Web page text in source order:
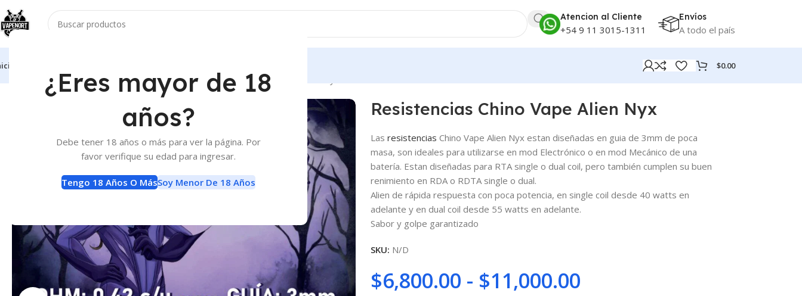
¿Eres mayor de 18
años?
Debe tener 18 años o más para ver la página. Por
favor verifique su edad para ingresar.
Tengo 18 Años O MásSoy Menor De 18 Años
Atencion al Cliente
+54 9 11 3015-1311
Envíos
A todo el país
$0.00
Atomizadores Resistencias Reparables Resistencias Chino Vape Alien Nyx
Resistencias Chino Vape Alien Nyx
Las resistencias Chino Vape Alien Nyx estan diseñadas en guia de 3mm de poca
masa, son ideales para utilizarse en mod Electrónico o en mod Mecánico de una
batería. Estan diseñadas para RTA single o dual coil, pero también cumplen su buen
renimiento en RDA o RDTA single o dual.
Alien de rápida respuesta con poca potencia, en single coil desde 40 watts en
adelante y en dual coil desde 55 watts en adelante.
Sabor y golpe garantizado
SKU: N/D
$6,800.00 - $11,000.00